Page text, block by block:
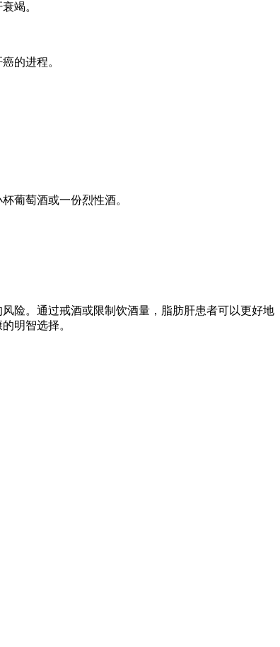
竭。
的进程。
葡萄酒或一份烈性酒。
险。通过戒酒或限制饮酒量，脂肪肝患者可以更好地
明智选择。